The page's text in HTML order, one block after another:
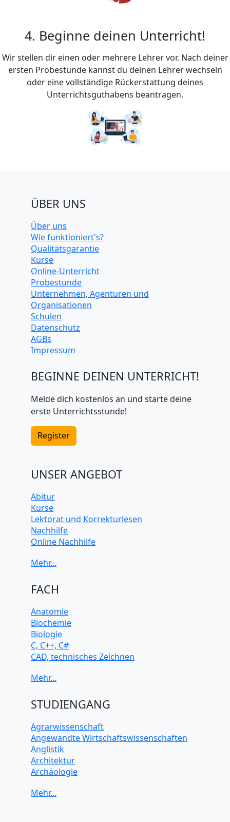
4. Beginne deinen Unterricht!
Wir stellen dir einen oder mehrere Lehrer vor. Nach deiner
ersten Probestunde kannst du deinen Lehrer wechseln
oder eine vollständige Rückerstattung deines
Unterrichtsguthabens beantragen.
ÜBER UNS
Über uns
Wie funktioniert's?
Qualitätsgarantie
Kurse
Online-Unterricht
Probestunde
Unternehmen, Agenturen und
Organisationen
Schulen
Datenschutz
AGBs
Impressum
BEGINNE DEINEN UNTERRICHT!
Melde dich kostenlos an und starte deine
erste Unterrichtsstunde!
Register
UNSER ANGEBOT
Abitur
Kurse
Lektorat und Korrekturlesen
Nachhilfe
Online Nachhilfe
FACH
Anatomie
Biochemie
Biologie
C, C++, C#
CAD, technisches Zeichnen
Computerarchitektur
Elektrotechnik
Java
JavaScript
Künstliche Intelligenz
Latein
Makroökonomie
Mechanik
STUDIENGANG
Agrarwissenschaft
Angewandte Wirtschaftswissenschaften
Anglistik
Architektur
Archäologie
Biochemie Wissenschaften